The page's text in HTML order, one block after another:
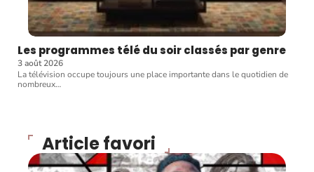
Les programmes télé du soir classés par genre
3 août 2026
La télévision occupe toujours une place importante dans le quotidien de
nombreux…
Article favori